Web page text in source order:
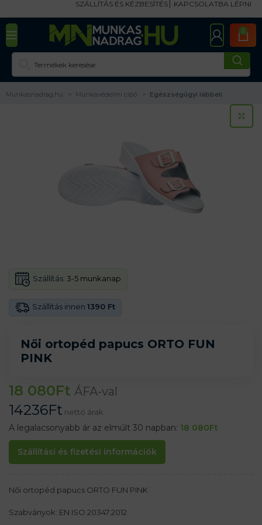
SZÁLLÍTÁS ÉS KÉZBESÍTÉS KAPCSOLATBA LÉPNI
0
Munkasnadrag.hu Munkavédelmi cipő Egészségügyi lábbeli
Női ortopéd papucs ORTO FUN
PINK
Szállítás innen 1390 Ft
Szállítás: 3-5 munkanap
18 080Ft ÁFA-val
14236Ft nettó árak
A legalacsonyabb ár az elmúlt 30 napban: 18 080Ft
Szállítási és fizetési információk
Női ortopéd papucs ORTO FUN PINK
Szabványok: EN ISO 20347:2012